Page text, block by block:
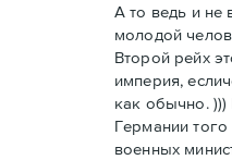
А то ведь и не
молодой
Второй рейх
империя,
как обычно.
Германии
военных